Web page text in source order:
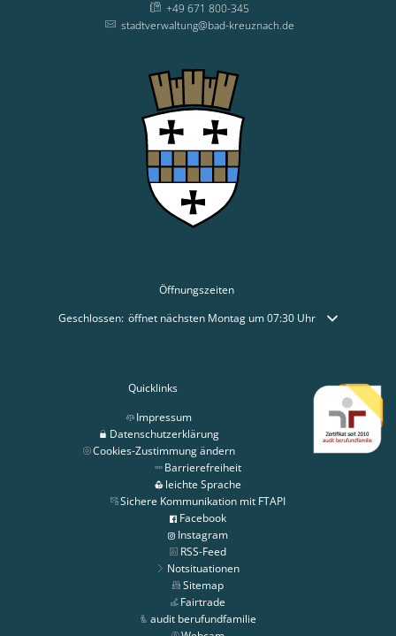
+49 671 800-345
stadtverwaltung@bad-kreuznach.de
Öffnungszeiten
Klicken, um weitere Öffnungs- oder Schließzeiten auszublenden
Geschlossen: öffnet nächsten Montag um 07:30 Uhr
Quicklinks
Impressum
Datenschutzerklärung
Cookies-Zustimmung ändern
Barrierefreiheit
leichte Sprache
Sichere Kommunikation mit FTAPI
Facebook
Instagram
RSS-Feed
Notsituationen
Sitemap
Fairtrade
audit berufundfamilie